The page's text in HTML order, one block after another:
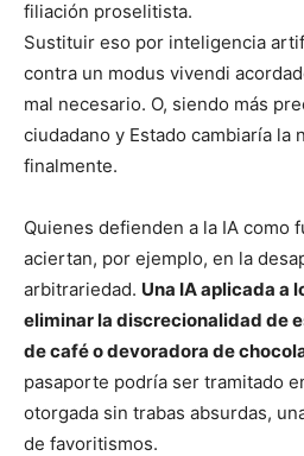
filiación proselitista.
Sustituir eso por inteligencia
contra un modus vivendi
mal necesario. O, siendo más
ciudadano y Estado cambiaría la
finalmente.
Quienes defienden a la IA como
aciertan, por ejemplo, en la
arbitrariedad. Una IA aplicada a
eliminar la discrecionalidad de
de café o devoradora de
pasaporte podría ser tramitado
otorgada sin trabas absurdas,
de favoritismos.